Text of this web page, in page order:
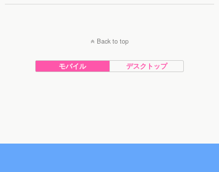
Back to top
モバイル デスクトップ